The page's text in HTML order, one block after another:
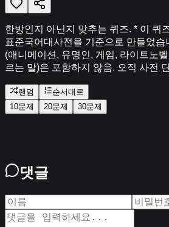
한방인지 아닌지 맞추는 퀴즈. * 이 퀴
표준국어대사전을 기준으로 만들었습
(애니메이션, 유명인, 게임, 라이트노
르는 말)은 포함하지 않음. 오직 사전
랜덤
순서대로
10문제
20문제 30문제
댓글